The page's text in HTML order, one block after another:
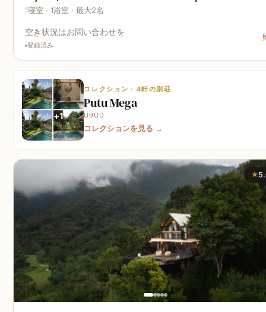
1寝室 · 1浴室 · 最大2名
空き状況はお問い合わせを
登録済み
+1
コレクション · 4軒の別荘
Putu Mega
UBUD
コレクションを見る →
★